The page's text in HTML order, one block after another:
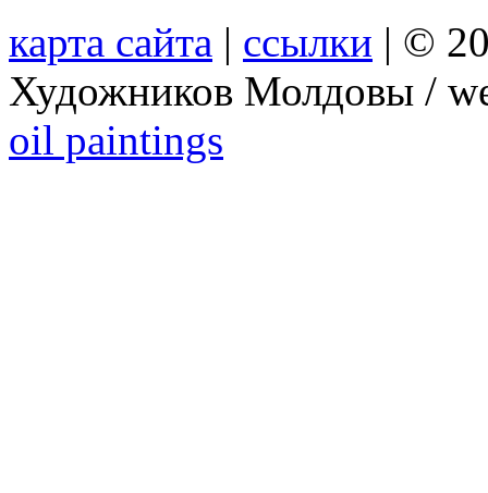
карта сайта | ссылки | ©
Художников Молдовы /
oil paintings